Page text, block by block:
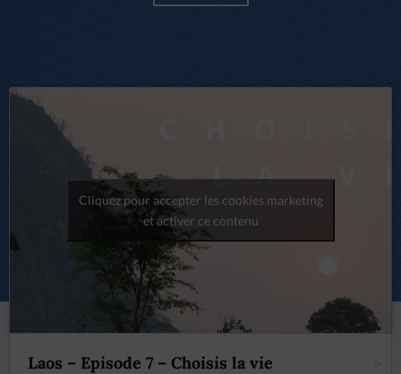
Cliquez pour accepter les cookies marketing
et activer ce contenu
Laos – Episode 7 – Choisis la vie